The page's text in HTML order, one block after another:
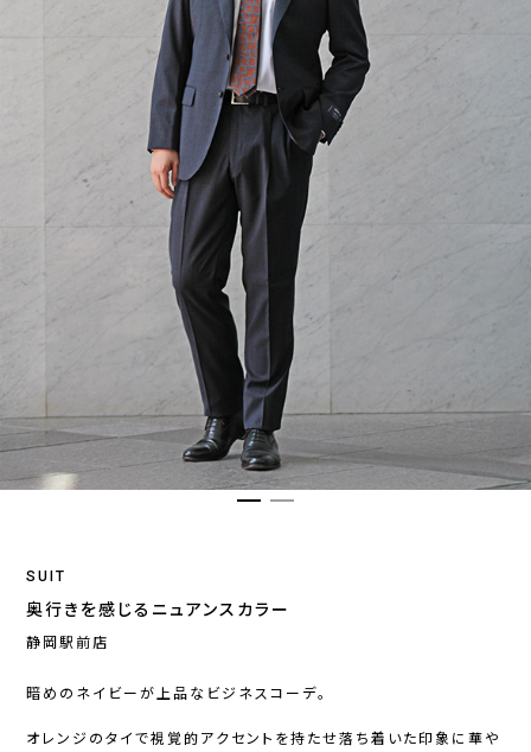
SUIT
奥行きを感じるニュアンスカラー
静岡駅前店
暗めのネイビーが上品なビジネスコーデ。
オレンジのタイで視覚的アクセントを持たせ落ち着いた印象に華や